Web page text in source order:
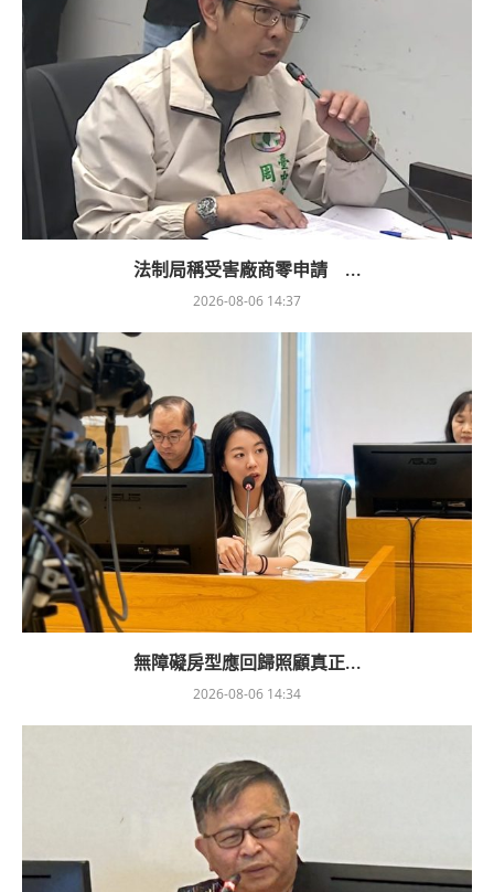
法制局稱受害廠商零申請 ...
2026-08-06 14:37
無障礙房型應回歸照顧真正...
2026-08-06 14:34